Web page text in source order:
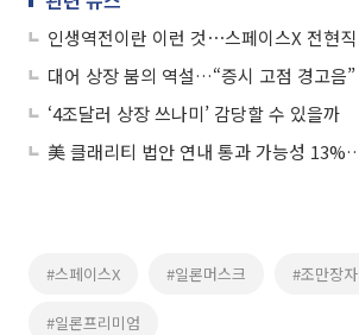
대어 상장 붐의 역설…“증시 고점 경고음”
‘4조달러 상장 쓰나미’ 감당할 수 있을까
#스페이스X #일론머스크 #조만장자
#일론프리미엄